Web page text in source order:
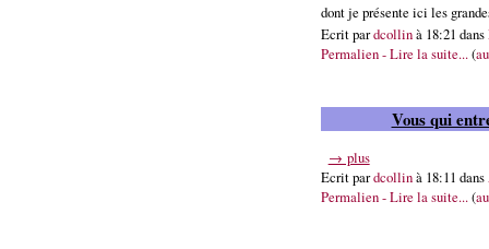
dont je présente ici les
Ecrit pardcollinà 18:21 dans
Permalien - Lire la suite...(
Vous qui
→ plus
Ecrit pardcollinà 18:11 dans
Permalien - Lire la suite...(